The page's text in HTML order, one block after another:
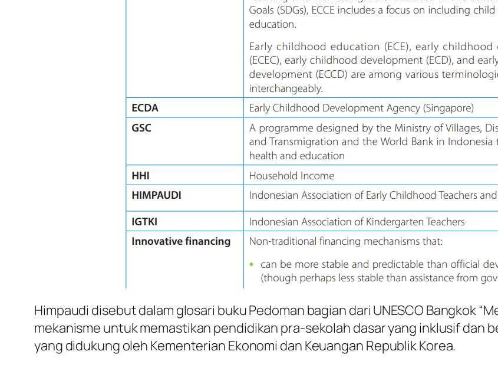
Himpaudi disebut dalam glosari buku Pedoman bagian dari UNESCO Bangkok
mekanisme untuk memastikan pendidikan pra-sekolah dasar yang inklusif dan
yang didukung oleh Kementerian Ekonomi dan Keuangan Republik Korea.